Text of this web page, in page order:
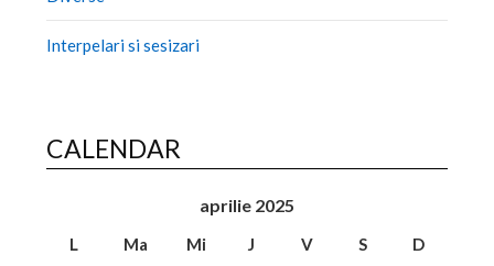
Interpelari si sesizari
CALENDAR
aprilie 2025
L Ma Mi J V S
D